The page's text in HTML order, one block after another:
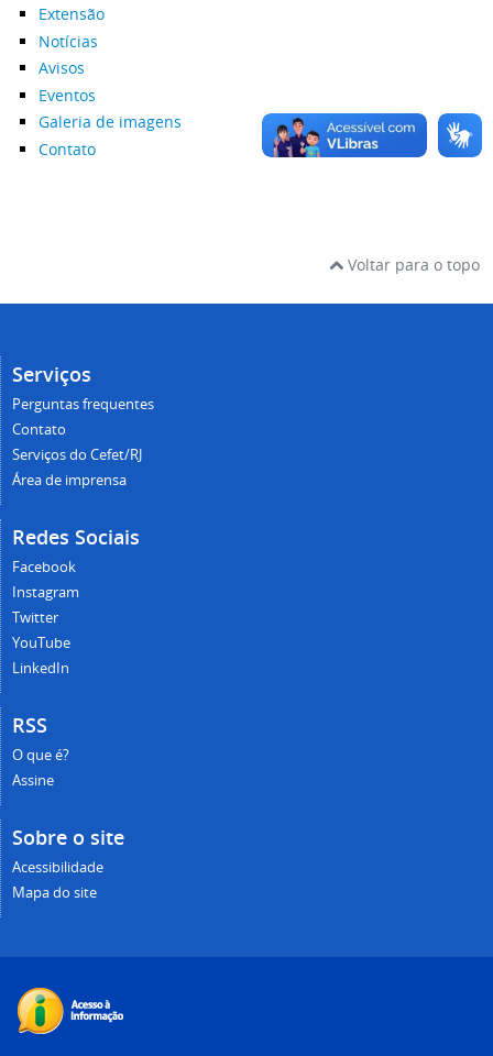
Extensão
Notícias
Avisos
Eventos
Galeria de imagens
Contato
Voltar para o topo
Serviços
Perguntas frequentes
Contato
Serviços do Cefet/RJ
Área de imprensa
Redes Sociais
Facebook
Instagram
Twitter
YouTube
LinkedIn
RSS
O que é?
Assine
Sobre o site
Acessibilidade
Mapa do site